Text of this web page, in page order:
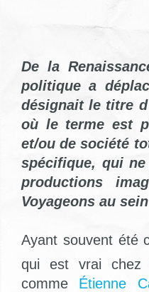
De la
politique a
désignait le titre
où le terme est
et/ou de société
spécifique, qui
productions
Voyageons au
Ayant souvent été
qui est vrai chez
comme Étienne